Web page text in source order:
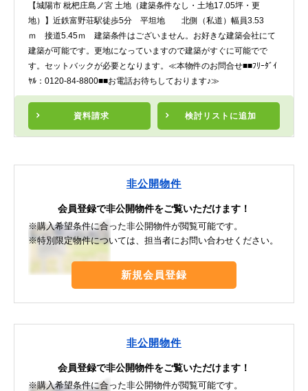
資料請求 検討リスト に追加
【城陽市 枇杷庄島ノ宮 土地（建築条件なし・土地17.05坪・更
地）】近鉄富野荘駅徒歩5分 平坦地 北側（私道）幅員3.53
ｍ 接道5.45ｍ 建築条件はございません。お好きな建築会社にて
建築が可能です。更地になっていますので建築がすぐに可能でで
す。セットバックが必要となります。≪本物件のお問合せ■■ﾌﾘｰﾀﾞｲ
ﾔﾙ：0120-84-8800■■お電話お待ちしております♪≫
非公開物件
会員登録で非公開物件をご覧いただけます！
※購入希望条件に合った非公開物件が閲覧可能です。
※特別限定物件については、担当者にお問い合わせください。
新規会員登録
非公開物件
会員登録で非公開物件をご覧いただけます！
※購入希望条件に合った非公開物件が閲覧可能です。